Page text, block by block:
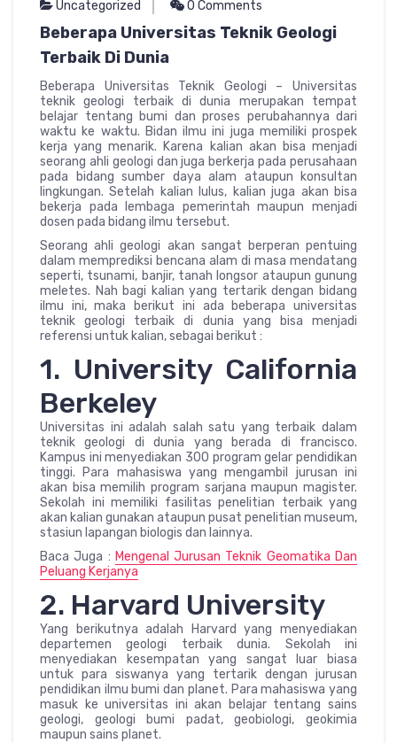
Uncategorized 0 Comments
Beberapa Universitas Teknik Geologi
Terbaik Di Dunia
Beberapa Universitas Teknik Geologi – Universitas
teknik geologi terbaik di dunia merupakan tempat
belajar tentang bumi dan proses perubahannya dari
waktu ke waktu. Bidan ilmu ini juga memiliki prospek
kerja yang menarik. Karena kalian akan bisa menjadi
seorang ahli geologi dan juga berkerja pada perusahaan
pada bidang sumber daya alam ataupun konsultan
lingkungan. Setelah kalian lulus, kalian juga akan bisa
bekerja pada lembaga pemerintah maupun menjadi
dosen pada bidang ilmu tersebut.
Seorang ahli geologi akan sangat berperan pentuing
dalam memprediksi bencana alam di masa mendatang
seperti, tsunami, banjir, tanah longsor ataupun gunung
meletes. Nah bagi kalian yang tertarik dengan bidang
ilmu ini, maka berikut ini ada beberapa universitas
teknik geologi terbaik di dunia yang bisa menjadi
referensi untuk kalian, sebagai berikut :
1. University California
Berkeley
Universitas ini adalah salah satu yang terbaik dalam
teknik geologi di dunia yang berada di francisco.
Kampus ini menyediakan 300 program gelar pendidikan
tinggi. Para mahasiswa yang mengambil jurusan ini
akan bisa memilih program sarjana maupun magister.
Sekolah ini memiliki fasilitas penelitian terbaik yang
akan kalian gunakan ataupun pusat penelitian museum,
stasiun lapangan biologis dan lainnya.
Baca Juga : Mengenal Jurusan Teknik Geomatika Dan
Peluang Kerjanya
2. Harvard University
Yang berikutnya adalah Harvard yang menyediakan
departemen geologi terbaik dunia. Sekolah ini
menyediakan kesempatan yang sangat luar biasa
untuk para siswanya yang tertarik dengan jurusan
pendidikan ilmu bumi dan planet. Para mahasiswa yang
masuk ke universitas ini akan belajar tentang sains
geologi, geologi bumi padat, geobiologi, geokimia
maupun sains planet.